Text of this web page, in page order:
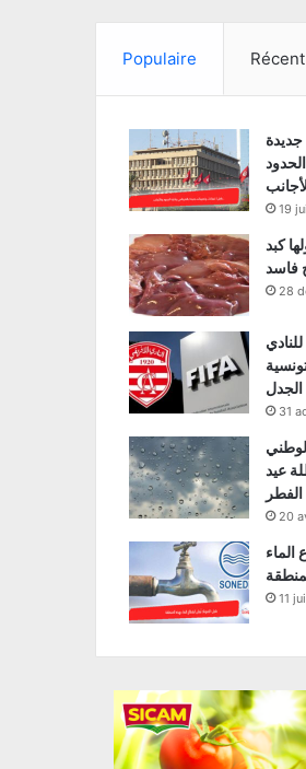
Populaire Récent
19
كبد
فاسد
28
31
عيد
الفطر
20
الماء
11